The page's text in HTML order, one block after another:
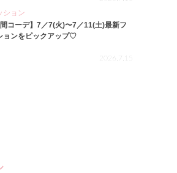
ション
間コーデ】7／7(火)〜7／11(土)最新フ
ョンをピックアップ♡
2026.7.15